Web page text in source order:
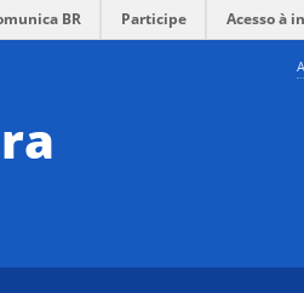
BR Participe Acesso à